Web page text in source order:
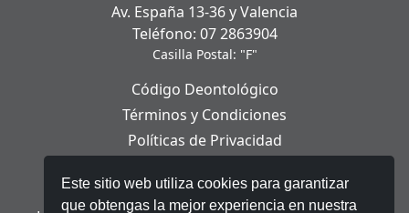
Este sitio web utiliza cookies para garantizar
que obtengas la mejor experiencia en nuestra
Av. España 13-36 y Valencia
Teléfono: 07 2863904
Casilla Postal: "F"
Código Deontológico
Términos y Condiciones
Políticas de Privacidad
Aviso Legal